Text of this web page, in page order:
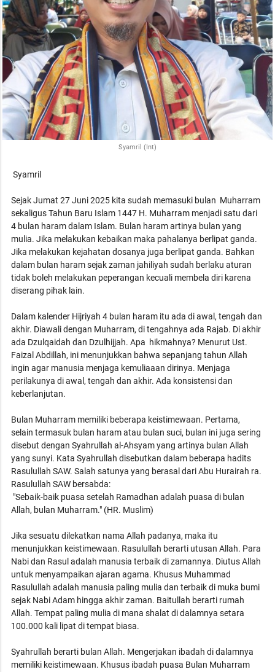
Syamril (Int)
Syamril
Sejak Jumat 27 Juni 2025 kita sudah memasuki bulan Muharram
sekaligus Tahun Baru Islam 1447 H. Muharram menjadi satu dari
4 bulan haram dalam Islam. Bulan haram artinya bulan yang
mulia. Jika melakukan kebaikan maka pahalanya berlipat ganda.
Jika melakukan kejahatan dosanya juga berlipat ganda. Bahkan
dalam bulan haram sejak zaman jahiliyah sudah berlaku aturan
tidak boleh melakukan peperangan kecuali membela diri karena
diserang pihak lain.
Dalam kalender Hijriyah 4 bulan haram itu ada di awal, tengah dan
akhir. Diawali dengan Muharram, di tengahnya ada Rajab. Di akhir
ada Dzulqaidah dan Dzulhijjah. Apa hikmahnya? Menurut Ust.
Faizal Abdillah, ini menunjukkan bahwa sepanjang tahun Allah
ingin agar manusia menjaga kemuliaaan dirinya. Menjaga
perilakunya di awal, tengah dan akhir. Ada konsistensi dan
keberlanjutan.
Bulan Muharram memiliki beberapa keistimewaan. Pertama,
selain termasuk bulan haram atau bulan suci, bulan ini juga sering
disebut dengan Syahrullah al-Ahsyam yang artinya bulan Allah
yang sunyi. Kata Syahrullah disebutkan dalam beberapa hadits
Rasulullah SAW. Salah satunya yang berasal dari Abu Hurairah ra.
Rasulullah SAW bersabda:
"Sebaik-baik puasa setelah Ramadhan adalah puasa di bulan
Allah, bulan Muharram." (HR. Muslim)
Jika sesuatu dilekatkan nama Allah padanya, maka itu
menunjukkan keistimewaan. Rasulullah berarti utusan Allah. Para
Nabi dan Rasul adalah manusia terbaik di zamannya. Diutus Allah
untuk menyampaikan ajaran agama. Khusus Muhammad
Rasulullah adalah manusia paling mulia dan terbaik di muka bumi
sejak Nabi Adam hingga akhir zaman. Baitullah berarti rumah
Allah. Tempat paling mulia di mana shalat di dalamnya setara
100.000 kali lipat di tempat biasa.
Syahrullah berarti bulan Allah. Mengerjakan ibadah di dalamnya
memiliki keistimewaan. Khusus ibadah puasa Bulan Muharram